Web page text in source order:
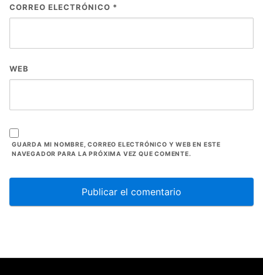
CORREO ELECTRÓNICO *
WEB
GUARDA MI NOMBRE, CORREO ELECTRÓNICO Y WEB EN ESTE
NAVEGADOR PARA LA PRÓXIMA VEZ QUE COMENTE.